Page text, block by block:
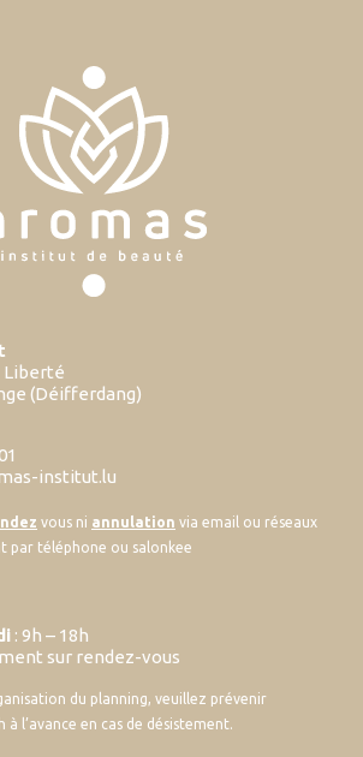
Liberté
(Déifferdang)
institut.lu
vous ni annulation via email ou réseaux
par téléphone ou salonkee
: 9h – 18h
sur rendez-vous
du planning, veuillez prévenir
l’avance en cas de désistement.